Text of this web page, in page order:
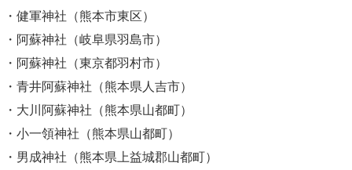
・健軍神社（熊本市東区）
・阿蘇神社（岐阜県羽島市）
・阿蘇神社（東京都羽村市）
・青井阿蘇神社（熊本県人吉市）
・大川阿蘇神社（熊本県山都町）
・小一領神社（熊本県山都町）
・男成神社（熊本県上益城郡山都町）